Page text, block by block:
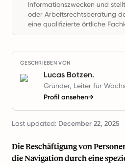
Informationszwecken und
oder Arbeitsrechtsberatung
eine qualifizierte örtliche
GESCHRIEBEN VON
Lucas Botzen.
Gründer, Leiter für
Profil ansehen→
Last updated: December 22, 2025
Die Beschäftigung von
die Navigation durch eine